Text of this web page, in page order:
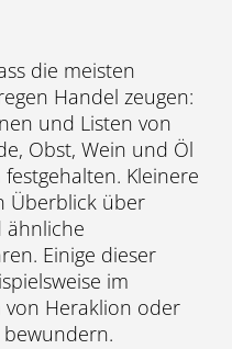
die meisten
Handel zeugen:
und Listen von
Obst, Wein und Öl
Kleinere
Überblick über
ähnliche
Einige dieser
im
Heraklion oder